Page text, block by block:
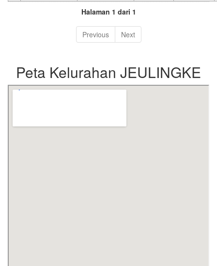
Halaman 1 dari 1
Previous Next
Peta Kelurahan JEULINGKE